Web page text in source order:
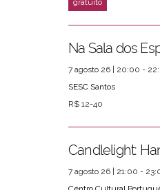
Na Sala dos
7 agosto 26 | 20:00 -
SESC Santos
R$ 12-40
Candlelight:
7 agosto 26 | 21:00 -